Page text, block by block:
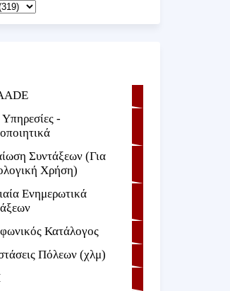
-
Συντάξεων (Για
Χρήση)
Ενημερωτικά
Κατάλογος
Πόλεων (χλμ)